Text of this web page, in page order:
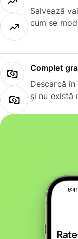
Salvează
cum se
Complet
Descarcă
și nu există